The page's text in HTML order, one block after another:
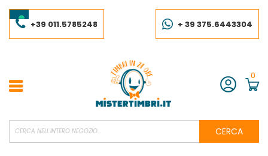
al
contenuto+39 011.5785248 + 39 375.6443304
Account
0
CERCA